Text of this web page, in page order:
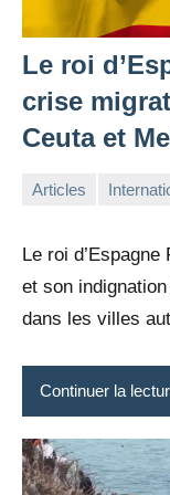
Le roi
crise
Ceuta et
Articles
Le roi
et son
dans les villes
Continuer la